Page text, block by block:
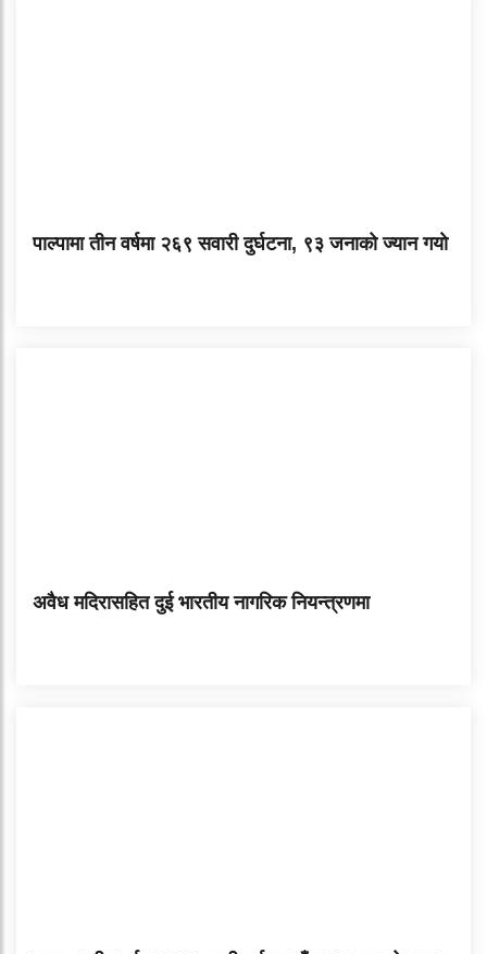
पाल्पामा तीन वर्षमा २६९ सवारी दुर्घटना, ९३ जनाको ज्यान गयाे
अवैध मदिरासहित दुई भारतीय नागरिक नियन्त्रणमा